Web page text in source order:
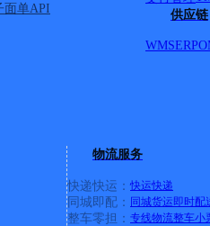
面单API
供应链
WMSERP
物流服务
快递快运： 快运快递
同城即配： 同城货运即时配
整车零担： 专线物流整车小
江省鹤岗市萝北县新房产小区